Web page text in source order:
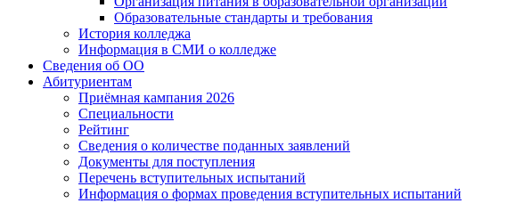
Образовательные стандарты и требования
История колледжа
Информация в СМИ о колледже
Сведения об ОО
Абитуриентам
Приёмная кампания 2026
Специальности
Рейтинг
Сведения о количестве поданных заявлений
Документы для поступления
Перечень вступительных испытаний
Информация о формах проведения вступительных испытаний